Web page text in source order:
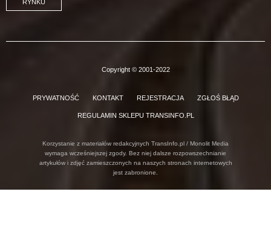
RYNKU
Copyright © 2001-2022
PRYWATNOŚĆ KONTAKT REJESTRACJA ZGŁOŚ BŁĄD
REGULAMIN SKLEPU TRANSINFO.PL
Korzystanie z materiałów redakcyjnych TransInfo.pl / Monolit Media
wymaga wcześniejszej zgody. Bez niej dalsze rozpowszechnianie
artykułów i zdjęć zamieszczonych na naszych stronach internetowych
jest zabronione.